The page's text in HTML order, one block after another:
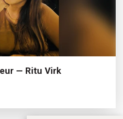
— Ritu Virk